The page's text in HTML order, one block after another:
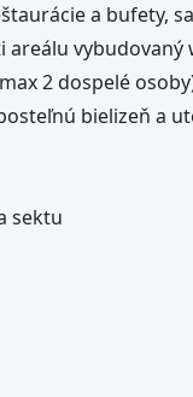
a bufety,
2 dospelé
bielizeň a
sektu